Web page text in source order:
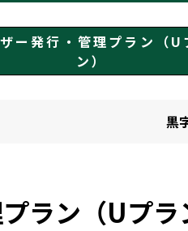
ー発行・管理プラン（U
ン）
黒
ラン （Uプラ